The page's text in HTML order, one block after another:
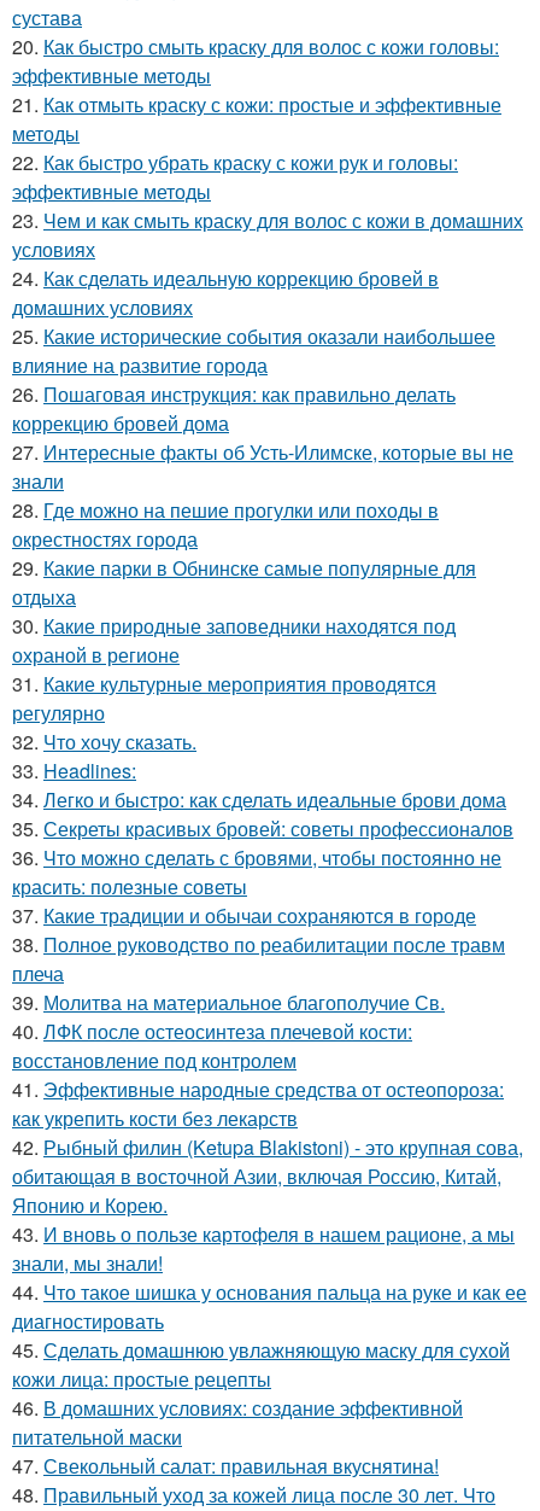
сустава
20. Как быстро смыть краску для волос с кожи головы:
эффективные методы
21. Как отмыть краску с кожи: простые и эффективные
методы
22. Как быстро убрать краску с кожи рук и головы:
эффективные методы
23. Чем и как смыть краску для волос с кожи в домашних
условиях
24. Как сделать идеальную коррекцию бровей в
домашних условиях
25. Какие исторические события оказали наибольшее
влияние на развитие города
26. Пошаговая инструкция: как правильно делать
коррекцию бровей дома
27. Интересные факты об Усть-Илимске, которые вы не
знали
28. Где можно на пешие прогулки или походы в
окрестностях города
29. Какие парки в Обнинске самые популярные для
отдыха
30. Какие природные заповедники находятся под
охраной в регионе
31. Какие культурные мероприятия проводятся
регулярно
32. Что хочу сказать.
33. Headlines:
34. Легко и быстро: как сделать идеальные брови дома
35. Секреты красивых бровей: советы профессионалов
36. Что можно сделать с бровями, чтобы постоянно не
красить: полезные советы
37. Какие традиции и обычаи сохраняются в городе
38. Полное руководство по реабилитации после травм
плеча
39. Молитва на материальное благополучие Св.
40. ЛФК после остеосинтеза плечевой кости:
восстановление под контролем
41. Эффективные народные средства от остеопороза:
как укрепить кости без лекарств
42. Рыбный филин (Ketupa Blakistoni) - это крупная сова,
обитающая в восточной Азии, включая Россию, Китай,
Японию и Корею.
43. И вновь о пользе картофеля в нашем рационе, а мы
знали, мы знали!
44. Что такое шишка у основания пальца на руке и как ее
диагностировать
45. Сделать домашнюю увлажняющую маску для сухой
кожи лица: простые рецепты
46. В домашних условиях: создание эффективной
питательной маски
47. Свекольный салат: правильная вкуснятина!
48. Правильный уход за кожей лица после 30 лет. Что